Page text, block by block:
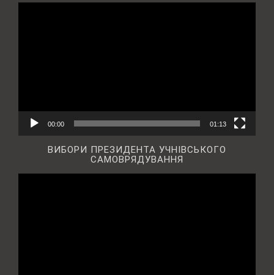
00:00 01:13
ВИБОРИ ПРЕЗИДЕНТА УЧНІВСЬКОГО
САМОВРЯДУВАННЯ